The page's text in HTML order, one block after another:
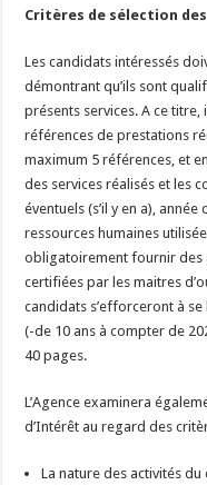
Critères de sélection
Les candidats intéressés
démontrant qu’ils sont
présents services. A ce
références de prestations
maximum 5 références, et
des services réalisés et les
éventuels (s’il y en a),
ressources humaines
obligatoirement fournir des
certifiées par les maitres
candidats s’efforceront à
(-de 10 ans à compter de
40 pages.
L’Agence examinera
d’Intérêt au regard des
La nature des activités